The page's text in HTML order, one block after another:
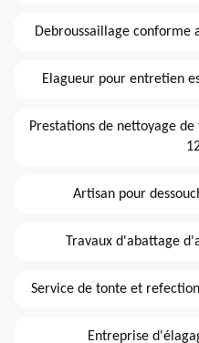
Debroussaillage conforme
Elagueur pour entretien
Prestations de nettoyage
Artisan pour
Travaux d'abattage
Service de tonte et
Entreprise